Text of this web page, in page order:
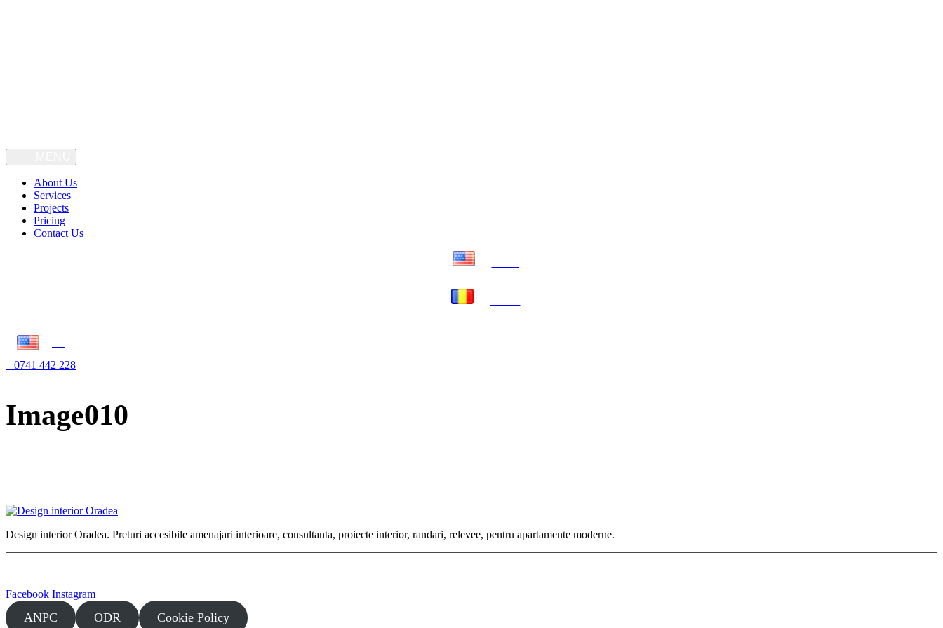
About Us
Services
Projects
Pricing
Contact Us
0741 442 228
Image010
Design interior Oradea. Preturi accesibile amenajari interioare, consultanta, proiecte interior, randari, relevee, pentru apartamente moderne.
Facebook Instagram
ANPC ODR Cookie Policy